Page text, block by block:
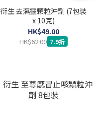
衍生 去濕靈顆粒沖劑 (7包裝
x 10克)
HK$49.00
HK$62.00 7.9折